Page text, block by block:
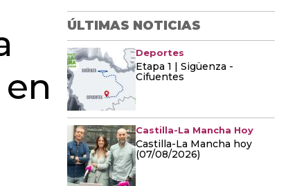
ÚLTIMAS NOTICIAS
Deportes
Etapa 1 | Sigüenza -
Cifuentes
Castilla-La Mancha Hoy
Castilla-La Mancha hoy
(07/08/2026)